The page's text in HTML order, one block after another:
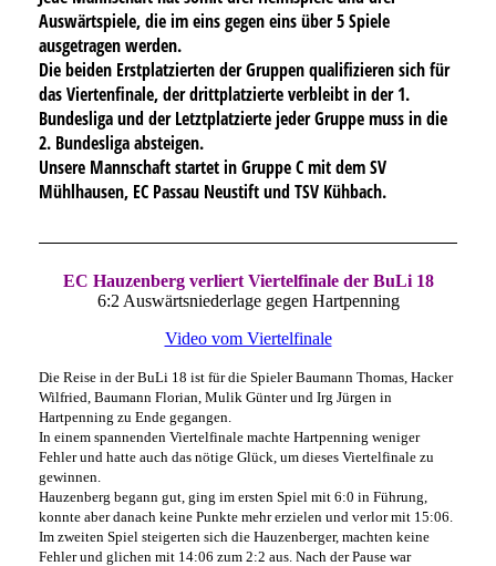
Auswärtspiele, die im eins gegen eins über 5 Spiele
ausgetragen werden.
Die beiden Erstplatzierten der Gruppen qualifizieren sich für
das Viertenfinale, der drittplatzierte verbleibt in der 1.
Bundesliga und der Letztplatzierte jeder Gruppe muss in die
2. Bundesliga absteigen.
Unsere Mannschaft startet in Gruppe C mit dem SV
Mühlhausen, EC Passau Neustift und TSV Kühbach.
EC Hauzenberg verliert Viertelfinale der BuLi 18
6:2 Auswärtsniederlage gegen Hartpenning
Video vom Viertelfinale
Die Reise in der BuLi 18 ist für die Spieler Baumann Thomas, Hacker
Wilfried, Baumann Florian, Mulik Günter und Irg Jürgen in
Hartpenning zu Ende gegangen.
In einem spannenden Viertelfinale machte Hartpenning weniger
Fehler und hatte auch das nötige Glück, um dieses Viertelfinale zu
gewinnen.
Hauzenberg begann gut, ging im ersten Spiel mit 6:0 in Führung,
konnte aber danach keine Punkte mehr erzielen und verlor mit 15:06.
Im zweiten Spiel steigerten sich die Hauzenberger, machten keine
Fehler und glichen mit 14:06 zum 2:2 aus. Nach der Pause war